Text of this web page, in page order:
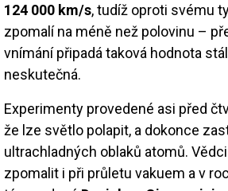
124 000 km/s, tudíž oproti svému
zpomalí na méně než polovinu –
vnímání připadá taková hodnota
neskutečná.
Experimenty provedené asi před
že lze světlo polapit, a dokonce
ultrachladných oblaků atomů.
zpomalit i při průletu vakuem a v